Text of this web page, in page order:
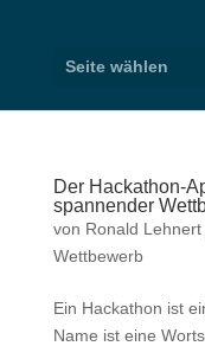
Seite wählen
Der Hackathon-
spannender
von Ronald Lehnert
Wettbewerb
Ein Hackathon ist
Name ist eine